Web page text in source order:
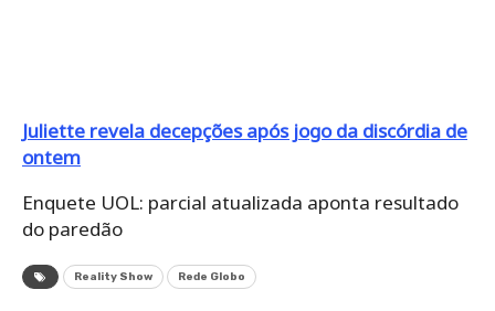
Juliette revela decepções após jogo da discórdia de
ontem
Enquete UOL: parcial atualizada aponta resultado
do paredão
Reality Show Rede Globo